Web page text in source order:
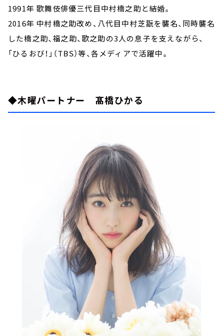
1991年 歌舞伎俳優三代目中村橋之助と結婚。
2016年 中村橋之助改め、八代目中村芝翫を襲名、同時襲名
した橋之助、福之助、歌之助の3人の息子を支えながら、
「ひるおび！」（TBS）等、各メディアで活躍中。
◆木曜パートナー 髙橋ひかる